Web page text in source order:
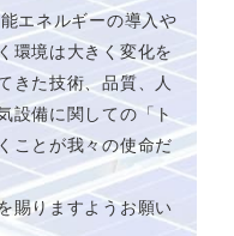
エネルギーの導入や
環境は大きく変化を
きた技術、品質、人
設備に関しての「ト
ことが我々の使命だ
賜りますようお願い